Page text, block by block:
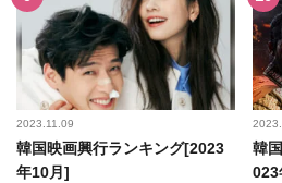
2023.11.09
韓国映画興行ランキング[2023
年10月]
韓
023